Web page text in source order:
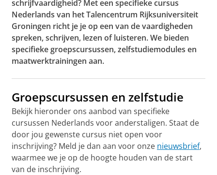
schrijfvaardigheid? Met een specifieke cursus
Nederlands van het Talencentrum Rijksuniversiteit
Groningen richt je je op een van de vaardigheden
spreken, schrijven, lezen of luisteren. We bieden
specifieke groepscursussen, zelfstudiemodules en
maatwerktrainingen aan.
Groepscursussen en zelfstudie
Bekijk hieronder ons aanbod van specifieke
cursussen Nederlands voor anderstaligen. Staat de
door jou gewenste cursus niet open voor
inschrijving? Meld je dan aan voor onze nieuwsbrief,
waarmee we je op de hoogte houden van de start
van de inschrijving.